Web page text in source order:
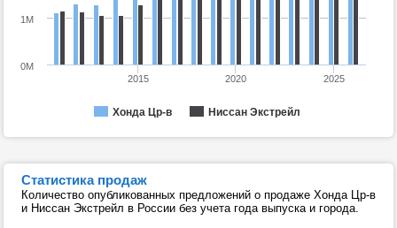
Хонда Цр-в Ниссан Экстрейл
2015 2020 2025
0M
1M
Статистика продаж
Количество опубликованных предложений о продаже Хонда Цр-в
и Ниссан Экстрейл в России без учета года выпуска и города.